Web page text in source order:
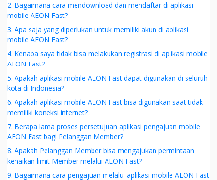
2. Bagaimana cara mendownload dan mendaftar di aplikasi
mobile AEON Fast?
3. Apa saja yang diperlukan untuk memiliki akun di aplikasi
mobile AEON Fast?
4. Kenapa saya tidak bisa melakukan registrasi di aplikasi mobile
AEON Fast?
5. Apakah aplikasi mobile AEON Fast dapat digunakan di seluruh
kota di Indonesia?
6. Apakah aplikasi mobile AEON Fast bisa digunakan saat tidak
memiliki koneksi internet?
7. Berapa lama proses persetujuan aplikasi pengajuan mobile
AEON Fast bagi Pelanggan Member?
8. Apakah Pelanggan Member bisa mengajukan permintaan
kenaikan limit Member melalui AEON Fast?
9. Bagaimana cara pengajuan melalui aplikasi mobile AEON Fast